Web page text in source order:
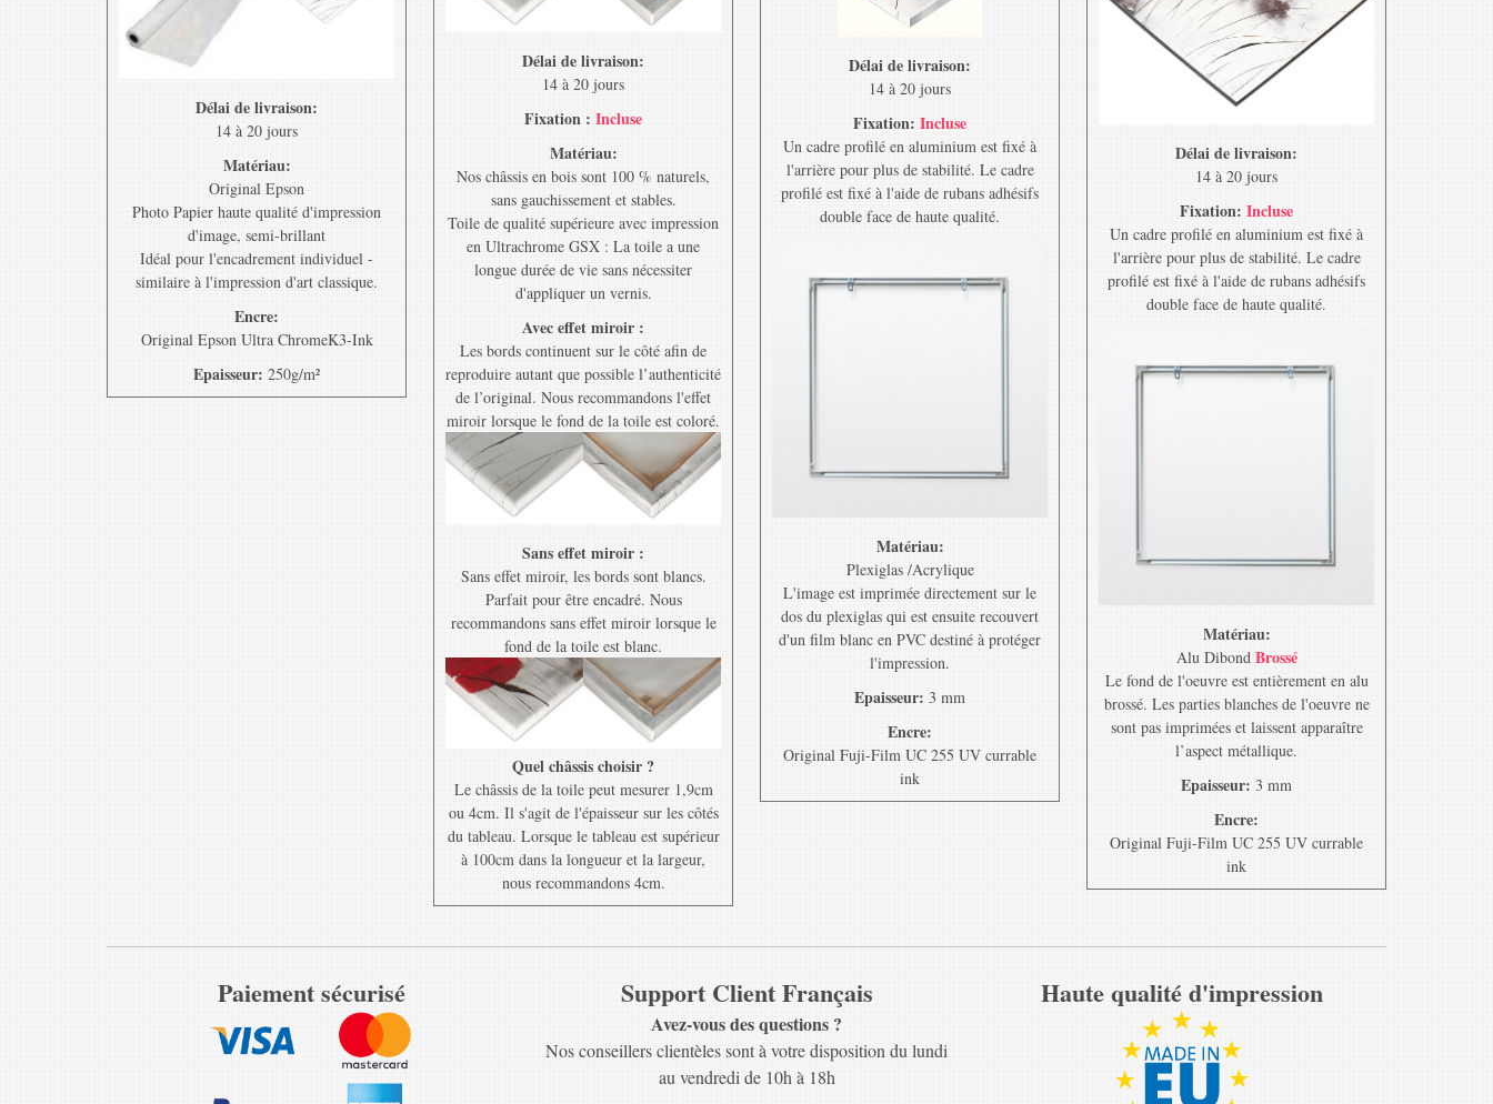
Délai de livraison:
14 à 20 jours
Matériau:
Original Epson
Photo Papier haute qualité d'impression
d'image, semi-brillant
Idéal pour l'encadrement individuel -
similaire à l'impression d'art classique.
Encre:
Original Epson Ultra ChromeK3-Ink
Epaisseur: 250g/m²
Délai de livraison:
14 à 20 jours
Fixation : Incluse
Matériau:
Nos châssis en bois sont 100 % naturels,
sans gauchissement et stables.
Toile de qualité supérieure avec impression
en Ultrachrome GSX : La toile a une
longue durée de vie sans nécessiter
d'appliquer un vernis.
Avec effet miroir :
Les bords continuent sur le côté afin de
reproduire autant que possible l’authenticité
de l’original. Nous recommandons l'effet
miroir lorsque le fond de la toile est coloré.
Sans effet miroir :
Sans effet miroir, les bords sont blancs.
Parfait pour être encadré. Nous
recommandons sans effet miroir lorsque le
fond de la toile est blanc.
Quel châssis choisir ?
Le châssis de la toile peut mesurer 1,9cm
ou 4cm. Il s'agit de l'épaisseur sur les côtés
du tableau. Lorsque le tableau est supérieur
à 100cm dans la longueur et la largeur,
nous recommandons 4cm.
Délai de livraison:
14 à 20 jours
Fixation: Incluse
Un cadre profilé en aluminium est fixé à
l'arrière pour plus de stabilité. Le cadre
profilé est fixé à l'aide de rubans adhésifs
double face de haute qualité.
Matériau:
Plexiglas /Acrylique
L'image est imprimée directement sur le
dos du plexiglas qui est ensuite recouvert
d'un film blanc en PVC destiné à protéger
l'impression.
Epaisseur: 3 mm
Encre:
Original Fuji-Film UC 255 UV currable
ink
Délai de livraison:
14 à 20 jours
Fixation: Incluse
Un cadre profilé en aluminium est fixé à
l'arrière pour plus de stabilité. Le cadre
profilé est fixé à l'aide de rubans adhésifs
double face de haute qualité.
Matériau:
Alu Dibond Brossé
Le fond de l'oeuvre est entièrement en alu
brossé. Les parties blanches de l'oeuvre ne
sont pas imprimées et laissent apparaître
l’aspect métallique.
Epaisseur: 3 mm
Encre:
Original Fuji-Film UC 255 UV currable
ink
Paiement sécurisé Support Client Français
Avez-vous des questions ?
Nos conseillers clientèles sont à votre disposition du lundi
au vendredi de 10h à 18h
Haute qualité d'impression